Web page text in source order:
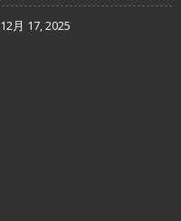
12月 17, 2025